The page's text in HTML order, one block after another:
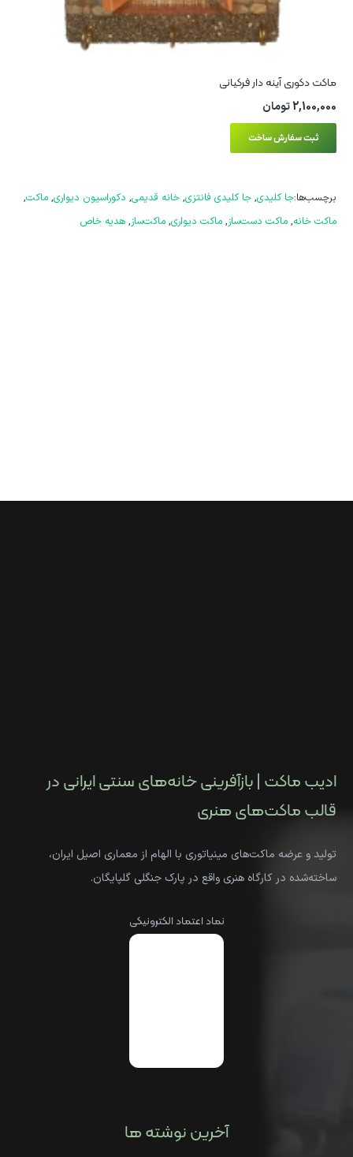
ماکت دکوری آینه دار فرکیانی
2,100,000تومان
ثبت سفارش ساخت
برچسب‌ها:جا کلیدی, جا کلیدی فانتزی, خانه قدیمی, دکوراسیون دیواری, ماکت,
ماکت خانه, ماکت دست‌ساز, ماکت دیواری, ماکت‌ساز, هدیه خاص
ادیب ماکت | بازآفرینی خانه‌های سنتی ایرانی در
قالب ماکت‌های هنری
تولید و عرضه ماکت‌های مینیاتوری با الهام از معماری اصیل ایران،
ساخته‌شده در کارگاه هنری واقع در پارک جنگلی گلپایگان.
نماد اعتماد الکترونیکی
آخرین نوشته ها